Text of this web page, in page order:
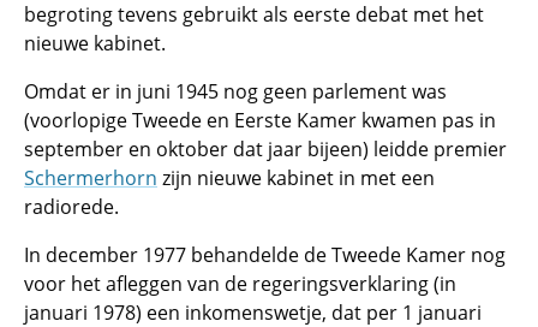
begroting tevens gebruikt als eerste debat met het
nieuwe kabinet.
Omdat er in juni 1945 nog geen parlement was
(voorlopige Tweede en Eerste Kamer kwamen pas in
september en oktober dat jaar bijeen) leidde premier
Schermerhorn zijn nieuwe kabinet in met een
radiorede.
In december 1977 behandelde de Tweede Kamer nog
voor het afleggen van de regeringsverklaring (in
januari 1978) een inkomenswetje, dat per 1 januari